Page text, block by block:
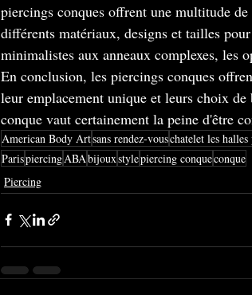
piercings conques offrent une multitude
différents matériaux, designs et tailles
minimalistes aux anneaux complexes, les
En conclusion, les piercings conques
leur emplacement unique et leurs choix
conque vaut certainement la peine d'être
American Body Artsans rendez-vouschatelet les halles
ParispiercingABAbijouxstylepiercing conqueconque
Piercing